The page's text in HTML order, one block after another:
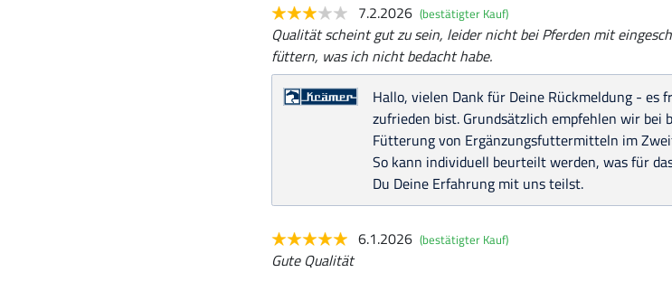
7.2.2026 (bestätigter Kauf)
Qualität scheint gut zu sein, leider nicht bei Pferden mit
füttern, was ich nicht bedacht habe.
Hallo, vielen Dank für Deine Rückmeldung - es
zufrieden bist. Grundsätzlich empfehlen wir bei
Fütterung von Ergänzungsfuttermitteln im
So kann individuell beurteilt werden, was für
Du Deine Erfahrung mit uns teilst.
6.1.2026 (bestätigter Kauf)
Gute Qualität